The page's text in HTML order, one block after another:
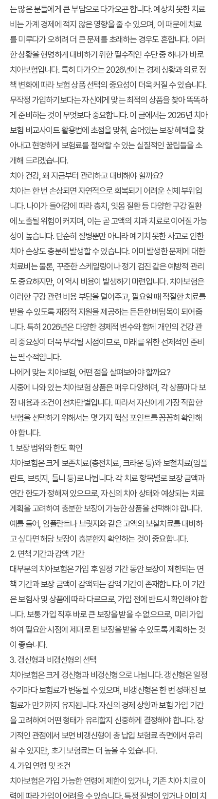
는 많은 분들에게 큰 부담으로 다가오곤 합니다. 예상치 못한 치료
비는 가계 경제에 적지 않은 영향을 줄 수 있으며, 이 때문에 치료
를 미루다가 오히려 더 큰 문제를 초래하는 경우도 흔합니다. 이러
한 상황을 현명하게 대비하기 위한 필수적인 수단 중 하나가 바로
치아보험입니다. 특히 다가오는 2026년에는 경제 상황과 의료 정
책 변화에 따라 보험 상품 선택의 중요성이 더욱 커질 수 있습니다.
무작정 가입하기보다는 자신에게 맞는 최적의 상품을 찾아 똑똑하
게 준비하는 것이 무엇보다 중요합니다. 이 글에서는2026년 치아
보험 비교사이트 활용법에 초점을 맞춰, 숨어있는 보장 혜택을 찾
아내고 현명하게 보험료를 절약할 수 있는 실질적인 꿀팁들을 소
개해 드리겠습니다.
치아 건강, 왜 지금부터 관리하고 대비해야 할까요?
치아는 한 번 손상되면 자연적으로 회복되기 어려운 신체 부위입
니다. 나이가 들어감에 따라 충치, 잇몸 질환 등 다양한 구강 질환
에 노출될 위험이 커지며, 이는 곧 고액의 치과 치료로 이어질 가능
성이 높습니다. 단순히 질병뿐만 아니라 예기치 못한 사고로 인한
치아 손상도 충분히 발생할 수 있습니다. 이미 발생한 문제에 대한
치료비는 물론, 꾸준한 스케일링이나 정기 검진 같은 예방적 관리
도 중요하지만, 이 역시 비용이 발생하기 마련입니다. 치아보험은
이러한 구강 관련 비용 부담을 덜어주고, 필요할 때 적절한 치료를
받을 수 있도록 재정적 지원을 제공하는 든든한 버팀목이 되어줍
니다. 특히 2026년은 다양한 경제적 변수와 함께 개인의 건강 관
리 중요성이 더욱 부각될 시점이므로, 미래를 위한 선제적인 준비
는 필수적입니다.
나에게 맞는 치아보험, 어떤 점을 살펴보아야 할까요?
시중에 나와 있는 치아보험 상품은 매우 다양하며, 각 상품마다 보
장 내용과 조건이 천차만별입니다. 따라서 자신에게 가장 적합한
보험을 선택하기 위해서는 몇 가지 핵심 포인트를 꼼꼼히 확인해
야 합니다.
1. 보장 범위와 한도 확인
치아보험은 크게 보존치료(충전치료, 크라운 등)와 보철치료(임플
란트, 브릿지, 틀니 등)로 나뉩니다. 각 치료 항목별로 보장 금액과
연간 한도가 정해져 있으므로, 자신의 치아 상태와 예상되는 치료
계획을 고려하여 충분한 보장이 가능한 상품을 선택해야 합니다.
예를 들어, 임플란트나 브릿지와 같은 고액의 보철치료를 대비하
고 싶다면 해당 보장이 충분한지 확인하는 것이 중요합니다.
2. 면책 기간과 감액 기간
대부분의 치아보험은 가입 후 일정 기간 동안 보장이 제한되는 면
책 기간과 보장 금액이 감액되는 감액 기간이 존재합니다. 이 기간
은 보험사 및 상품에 따라 다르므로, 가입 전에 반드시 확인해야 합
니다. 보통 가입 직후 바로 큰 보장을 받을 수 없으므로, 미리 가입
하여 필요한 시점에 제대로 된 보장을 받을 수 있도록 계획하는 것
이 좋습니다.
3. 갱신형과 비갱신형의 선택
치아보험은 크게 갱신형과 비갱신형으로 나뉩니다. 갱신형은 일정
주기마다 보험료가 변동될 수 있으며, 비갱신형은 한 번 정해진 보
험료가 만기까지 유지됩니다. 자신의 경제 상황과 보험 가입 기간
을 고려하여 어떤 형태가 유리할지 신중하게 결정해야 합니다. 장
기적인 관점에서 보면 비갱신형이 총 납입 보험료 측면에서 유리
할 수 있지만, 초기 보험료는 더 높을 수 있습니다.
4. 가입 연령 및 조건
치아보험은 가입 가능한 연령에 제한이 있거나, 기존 치아 치료 이
력에 따라 가입이 어려울 수 있습니다. 특정 질병이 있거나 이미 치